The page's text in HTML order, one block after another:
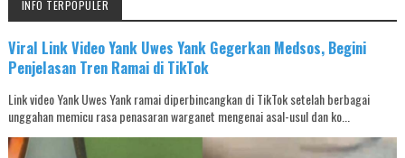
INFO TERPOPULER
Viral Link Video Yank Uwes Yank Gegerkan Medsos, Begini
Penjelasan Tren Ramai di TikTok
Link video Yank Uwes Yank ramai diperbincangkan di TikTok setelah berbagai
unggahan memicu rasa penasaran warganet mengenai asal-usul dan ko...